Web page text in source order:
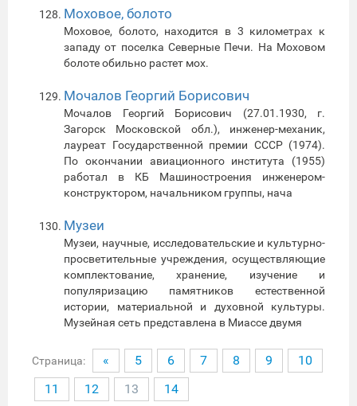
Моховое, болото
Моховое, болото, находится в 3 километрах к
западу от поселка Северные Печи. На Моховом
болоте обильно растет мох.
Мочалов Георгий Борисович
Мочалов Георгий Борисович (27.01.1930, г.
Загорск Московской обл.), инженер-механик,
лауреат Государственной премии СССР (1974).
По окончании авиационного института (1955)
работал в КБ Машиностроения инженером-
конструктором, начальником группы, нача
Музеи
Музеи, научные, исследовательские и культурно-
просветительные учреждения, осуществляющие
комплектование, хранение, изучение и
популяризацию памятников естественной
истории, материальной и духовной культуры.
Музейная сеть представлена в Миассе двумя
Страница: « 5 6 7 8 9
10
11
12 13 14